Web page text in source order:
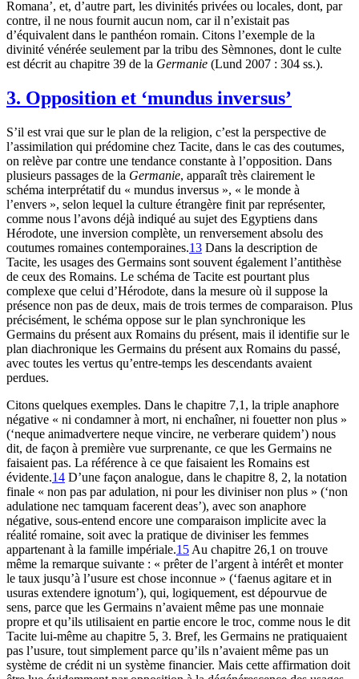
Romana’, et, d’autre part, les divinités privées ou locales, dont, par
contre, il ne nous fournit aucun nom, car il n’existait pas
d’équivalent dans le panthéon romain. Citons l’exemple de la
divinité vénérée seulement par la tribu des Sèmnones, dont le culte
est décrit au chapitre 39 de la Germanie (Lund 2007 : 304 ss.).
3. Opposition et ‘mundus inversus’
S’il est vrai que sur le plan de la religion, c’est la perspective de
l’assimilation qui prédomine chez Tacite, dans le cas des coutumes,
on relève par contre une tendance constante à l’opposition. Dans
plusieurs passages de la Germanie, apparaît très clairement le
schéma interprétatif du « mundus inversus », « le monde à
l’envers », selon lequel la culture étrangère finit par représenter,
comme nous l’avons déjà indiqué au sujet des Egyptiens dans
Hérodote, une inversion complète, un renversement absolu des
coutumes romaines contemporaines.13 Dans la description de
Tacite, les usages des Germains sont souvent également l’antithèse
de ceux des Romains. Le schéma de Tacite est pourtant plus
complexe que celui d’Hérodote, dans la mesure où il suppose la
présence non pas de deux, mais de trois termes de comparaison. Plus
précisément, le schéma oppose sur le plan synchronique les
Germains du présent aux Romains du présent, mais il identifie sur le
plan diachronique les Germains du présent aux Romains du passé,
avec toutes les vertus qu’entre-temps les descendants avaient
perdues.
Citons quelques exemples. Dans le chapitre 7,1, la triple anaphore
négative « ni condamner à mort, ni enchaîner, ni fouetter non plus »
(‘neque animadvertere neque vincire, ne verberare quidem’) nous
dit, de façon à première vue surprenante, ce que les Germains ne
faisaient pas. La référence à ce que faisaient les Romains est
évidente.14 D’une façon analogue, dans le chapitre 8, 2, la notation
finale « non pas par adulation, ni pour les diviniser non plus » (‘non
adulatione nec tamquam facerent deas’), avec son anaphore
négative, sous-entend encore une comparaison implicite avec la
réalité romaine, soit avec la pratique de diviniser les femmes
appartenant à la famille impériale.15 Au chapitre 26,1 on trouve
même la remarque suivante : « prêter de l’argent à intérêt et monter
le taux jusqu’à l’usure est chose inconnue » (‘faenus agitare et in
usuras extendere ignotum’), qui, logiquement, est dépourvue de
sens, parce que les Germains n’avaient même pas une monnaie
propre et qu’ils utilisaient en partie encore le troc, comme nous le dit
Tacite lui-même au chapitre 5, 3. Bref, les Germains ne pratiquaient
pas l’usure, tout simplement parce qu’ils n’avaient même pas un
système de crédit ni un système financier. Mais cette affirmation doit